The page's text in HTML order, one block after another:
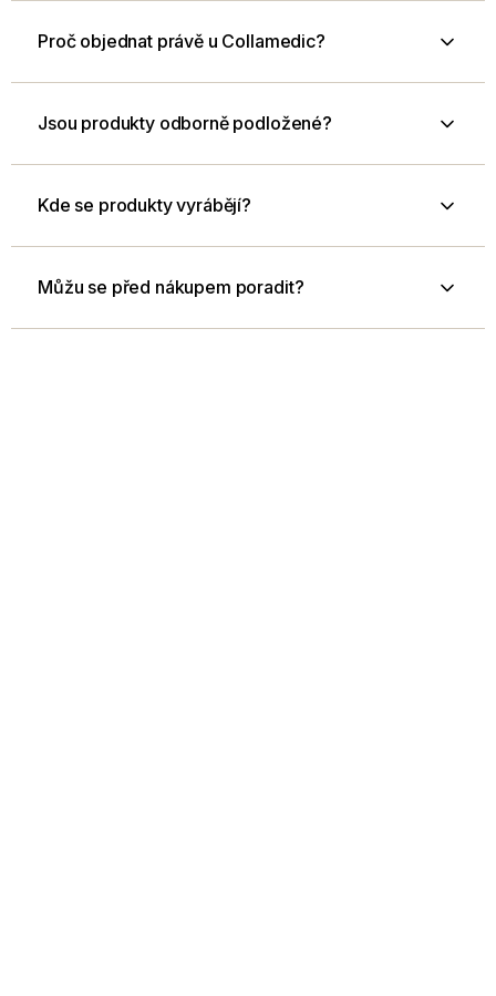
Proč objednat právě u Collamedic?
Jsou produkty odborně podložené?
Kde se produkty vyrábějí?
Můžu se před nákupem poradit?